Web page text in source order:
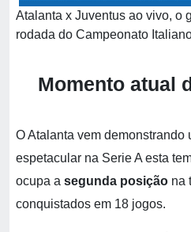
Atalanta x Juventus ao vivo, o
rodada do Campeonato
Momento atual
O Atalanta vem demonstrando
espetacular na Serie A esta
ocupa a segunda posição na
conquistados em 18 jogos.